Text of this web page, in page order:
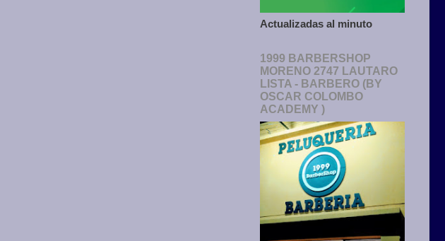
Actualizadas al minuto
1999 BARBERSHOP
MORENO 2747 LAUTARO
LISTA - BARBERO (BY
OSCAR COLOMBO
ACADEMY )